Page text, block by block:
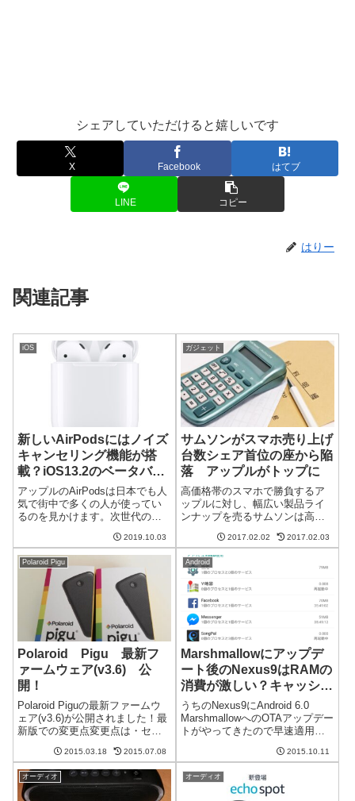
シェアしていただけると嬉しいです
X Facebook はてブ
LINE コピー
はりー
関連記事
iOS
新しいAirPodsにはノイズ
キャンセリング機能が搭
載？iOS13.2のベータバー
ジョンに痕跡が見つかる
アップルのAirPodsは日本でも人
気で街中で多くの人が使ってい
るのを見かけます。次世代の
ンセリング機能が搭載されるよ
うです。iOS13.2のベータにその
痕跡が見つかりました。収音マ
イク付きのアイコンが見...
2019.10.03
ガジェット
サムソンがスマホ売り上げ
台数シェア首位の座から陥
落 アップルがトップに
高価格帯のスマホで勝負するア
ップルに対し、幅広い製品ライ
ンナップを売るサムソンは高い
しながら、2016年の第4四半期に
この構図が崩れました。ついに
アップルがスマホ売り上げ台数
シェアでトップに躍り出まし
た。トップの...
2017.02.02 2017.02.03
Polaroid Pigu
Polaroid Pigu 最新フ
ァームウェア(v3.6) 公
開！
Polaroid Piguの最新ファームウ
ェア(v3.6)が公開されました！最
新版での変更点変更点は・セキ
修正としか書いていませんが、
前回がv3.3だったのがv3.6になっ
ているので、いろいろ細かいと
ころが改善さ...
2015.03.18 2015.07.08
Android
Marshmallowにアップデ
ート後のNexus9はRAMの
消費が激しい？キャッシ
ュ？
うちのNexus9にAndroid 6.0
MarshmallowへのOTAアップデー
トがやってきたので早速適用し
も反応がきびきびしている印象
くなる時があります。RAM...
2015.10.11
オーディオ オーディオ